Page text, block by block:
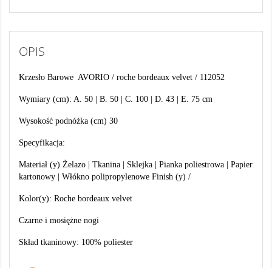
OPIS
Krzesło Barowe AVORIO / roche bordeaux velvet / 112052
Wymiary (cm): A. 50 | B. 50 | C. 100 | D. 43 | E. 75 cm
Wysokość podnóżka (cm) 30
Specyfikacja:
Materiał (y) Żelazo | Tkanina | Sklejka | Pianka poliestrowa | Papier
kartonowy | Włókno polipropylenowe Finish (y) /
Kolor(y): Roche bordeaux velvet
Czarne i mosiężne nogi
Skład tkaninowy: 100% poliester